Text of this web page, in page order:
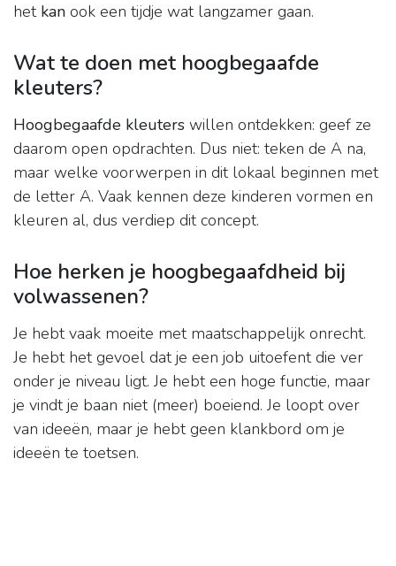
het kan ook een tijdje wat langzamer gaan.
Wat te doen met hoogbegaafde
kleuters?
Hoogbegaafde kleuters willen ontdekken: geef ze
daarom open opdrachten. Dus niet: teken de A na,
maar welke voorwerpen in dit lokaal beginnen met
de letter A. Vaak kennen deze kinderen vormen en
kleuren al, dus verdiep dit concept.
Hoe herken je hoogbegaafdheid bij
volwassenen?
Je hebt vaak moeite met maatschappelijk onrecht.
Je hebt het gevoel dat je een job uitoefent die ver
onder je niveau ligt. Je hebt een hoge functie, maar
je vindt je baan niet (meer) boeiend. Je loopt over
van ideeën, maar je hebt geen klankbord om je
ideeën te toetsen.